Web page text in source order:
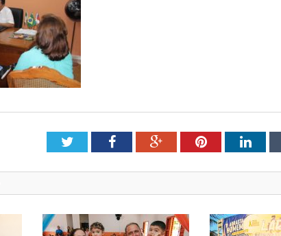
TwitterFacebookGoogle+Pinterest